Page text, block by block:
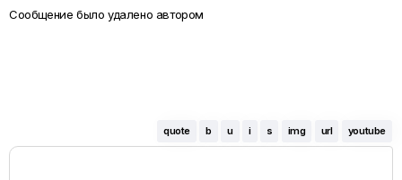
Сообщение было удалено автором
quote b u i s img url youtube